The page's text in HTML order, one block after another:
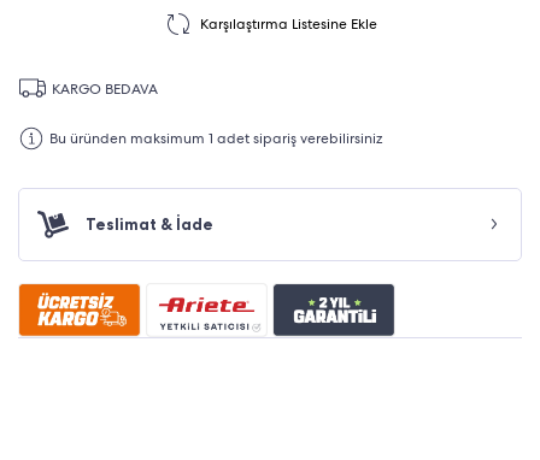
Karşılaştırma Listesine Ekle
KARGO BEDAVA
Bu üründen maksimum 1 adet sipariş verebilirsiniz
Teslimat & İade